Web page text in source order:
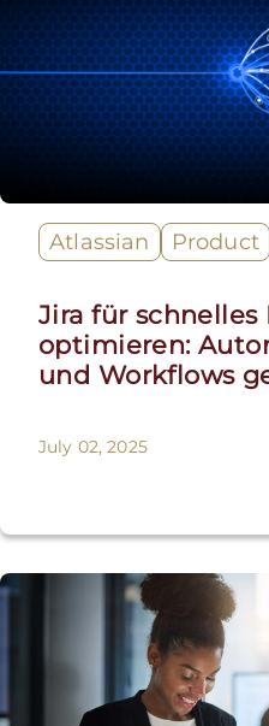
Atlassian Product
Jira für schnelles
optimieren:
und Workflows
July 02, 2025